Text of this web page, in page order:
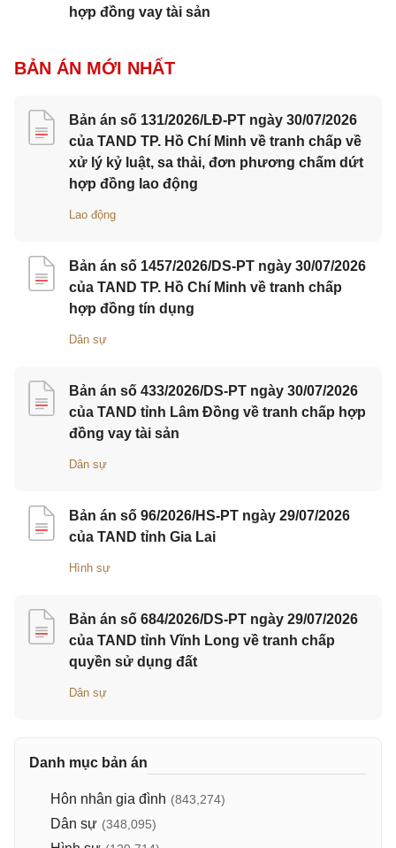
hợp đồng vay tài sản
BẢN ÁN MỚI NHẤT
Bản án số 131/2026/LĐ-PT ngày 30/07/2026
của TAND TP. Hồ Chí Minh về tranh chấp về
xử lý kỷ luật, sa thải, đơn phương chấm dứt
hợp đồng lao động
Lao động
Bản án số 1457/2026/DS-PT ngày 30/07/2026
của TAND TP. Hồ Chí Minh về tranh chấp
hợp đồng tín dụng
Dân sự
Bản án số 433/2026/DS-PT ngày 30/07/2026
của TAND tỉnh Lâm Đồng về tranh chấp hợp
đồng vay tài sản
Dân sự
Bản án số 96/2026/HS-PT ngày 29/07/2026
của TAND tỉnh Gia Lai
Hình sự
Bản án số 684/2026/DS-PT ngày 29/07/2026
của TAND tỉnh Vĩnh Long về tranh chấp
quyền sử dụng đất
Dân sự
Danh mục bản án
Hôn nhân gia đình (843,274)
Dân sự (348,095)